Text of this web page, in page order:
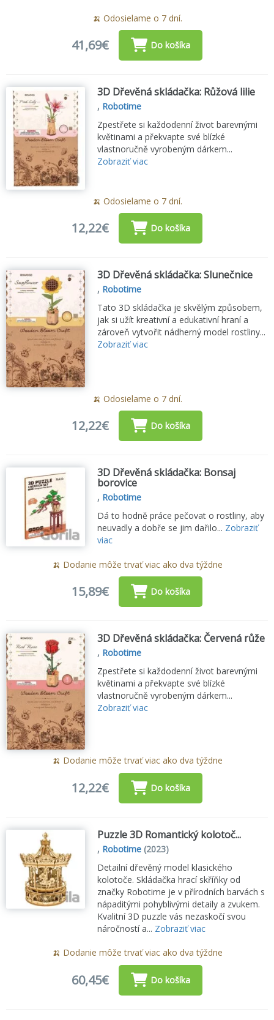
🍌 Odosielame o 7 dní.
41,69€ Do košíka
3D Dřevěná skládačka: Růžová lilie
, Robotime
Zpestřete si každodenní život barevnými
květinami a překvapte své blízké
vlastnoručně vyrobeným dárkem...
Zobraziť viac
🍌 Odosielame o 7 dní.
12,22€ Do košíka
3D Dřevěná skládačka: Slunečnice
, Robotime
Tato 3D skládačka je skvělým způsobem,
jak si užít kreativní a edukativní hraní a
zároveň vytvořit nádherný model rostliny...
Zobraziť viac
🍌 Odosielame o 7 dní.
12,22€ Do košíka
3D Dřevěná skládačka: Bonsaj
borovice
, Robotime
Dá to hodně práce pečovat o rostliny, aby
neuvadly a dobře se jim dařilo... Zobraziť
viac
🍌 Dodanie môže trvať viac ako dva týždne
15,89€ Do košíka
3D Dřevěná skládačka: Červená růže
, Robotime
Zpestřete si každodenní život barevnými
květinami a překvapte své blízké
vlastnoručně vyrobeným dárkem...
Zobraziť viac
🍌 Dodanie môže trvať viac ako dva týždne
12,22€ Do košíka
Puzzle 3D Romantický kolotoč...
, Robotime (2023)
Detailní dřevěný model klasického
kolotoče. Skládačka hrací skříňky od
značky Robotime je v přírodních barvách s
nápaditými pohyblivými detaily a zvukem.
Kvalitní 3D puzzle vás nezaskočí svou
náročností a... Zobraziť viac
🍌 Dodanie môže trvať viac ako dva týždne
60,45€ Do košíka